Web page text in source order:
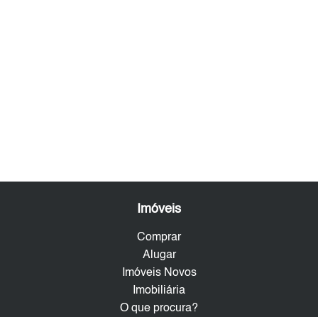
Imóveis
Comprar
Alugar
Imóveis Novos
Imobiliária
O que procura?